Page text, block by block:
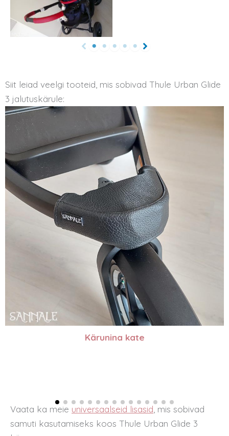
Siit leiad veelgi tooteid, mis sobivad Thule Urban Glide
3 jalutuskärule:
Kärunina kate
Vaata ka meie universaalseid lisasid mis sobivad
samuti kasutamiseks koos Thule Urban Glide 3